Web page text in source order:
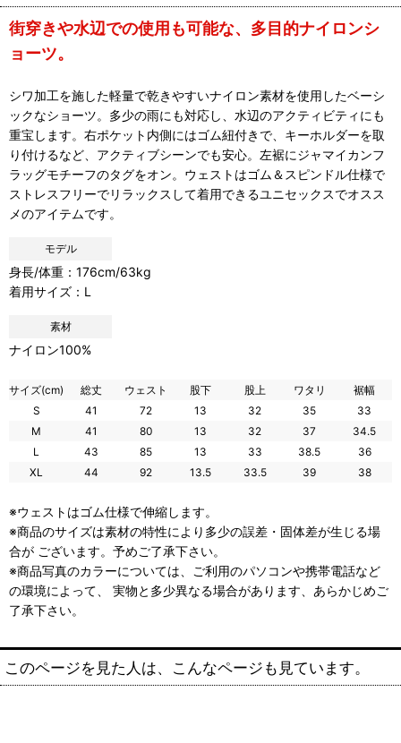
街穿きや水辺での使用も可能な、多目的ナイロンシ
ョーツ。
シワ加工を施した軽量で乾きやすいナイロン素材を使用したベーシ
ックなショーツ。多少の雨にも対応し、水辺のアクティビティにも
重宝します。右ポケット内側にはゴム紐付きで、キーホルダーを取
り付けるなど、アクティブシーンでも安心。左裾にジャマイカンフ
ラッグモチーフのタグをオン。ウェストはゴム＆スピンドル仕様で
ストレスフリーでリラックスして着用できるユニセックスでオスス
メのアイテムです。
モデル
身長/体重：176cm/63kg
着用サイズ：L
素材
ナイロン100%
サイズ(cm) 総丈 ウェスト 股下 股上 ワタリ
裾幅
S
41 72 13 32 35
33
M
41 80 13 32 37
34.5
L
43 85 13 33 38.5
36
XL
44 92 13.5 33.5 39 38
※ウェストはゴム仕様で伸縮します。
※商品のサイズは素材の特性により多少の誤差・固体差が生じる場
合が ございます。予めご了承下さい。
※商品写真のカラーについては、ご利用のパソコンや携帯電話など
の環境によって、 実物と多少異なる場合があります、あらかじめご
了承下さい。
このページを見た人は、こんなページも見ています。